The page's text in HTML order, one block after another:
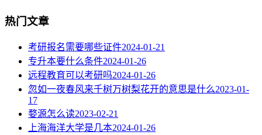
热门文章
考研报名需要哪些证件2024-01-21
专升本要什么条件2024-01-26
远程教育可以考研吗2024-01-26
忽如一夜春风来千树万树梨花开的意思是什么2023-01-
17
婺源怎么读2023-02-21
上海海洋大学是几本2024-01-26